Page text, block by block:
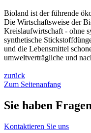
Bioland ist der führende
Die Wirtschaftsweise der
Kreislaufwirtschaft - ohne
synthetische
und die Lebensmittel
umweltverträgliche und
zurück
Zum Seitenanfang
Sie haben
Kontaktieren Sie uns